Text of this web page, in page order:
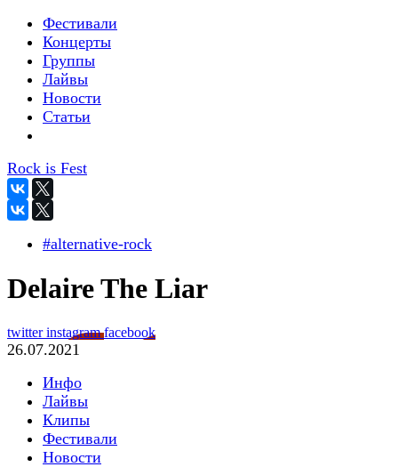
Фестивали
Концерты
Группы
Лайвы
Новости
Статьи
Rock is Fest
#alternative-rock
Delaire The Liar
twitterinstagramfacebook
26.07.2021
Инфо
Лайвы
Клипы
Фестивали
Новости